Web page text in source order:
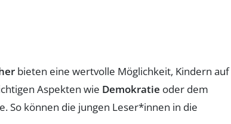
bieten eine wertvolle Möglichkeit, Kindern auf
Aspekten wie Demokratie oder dem
So können die jungen Leser*innen in die